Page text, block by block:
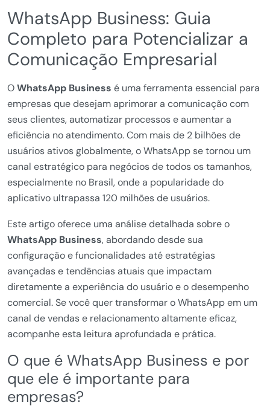
WhatsApp Business: Guia
Completo para Potencializar a
Comunicação Empresarial
OWhatsApp Business é uma ferramenta essencial para
empresas que desejam aprimorar a comunicação com
seus clientes, automatizar processos e aumentar a
eficiência no atendimento. Com mais de 2 bilhões de
usuários ativos globalmente, o WhatsApp se tornou um
canal estratégico para negócios de todos os tamanhos,
especialmente no Brasil, onde a popularidade do
aplicativo ultrapassa 120 milhões de usuários.
Este artigo oferece uma análise detalhada sobre o
WhatsApp Business, abordando desde sua
configuração e funcionalidades até estratégias
avançadas e tendências atuais que impactam
diretamente a experiência do usuário e o desempenho
comercial. Se você quer transformar o WhatsApp em um
canal de vendas e relacionamento altamente eficaz,
acompanhe esta leitura aprofundada e prática.
O que é WhatsApp Business e por
que ele é importante para
empresas?